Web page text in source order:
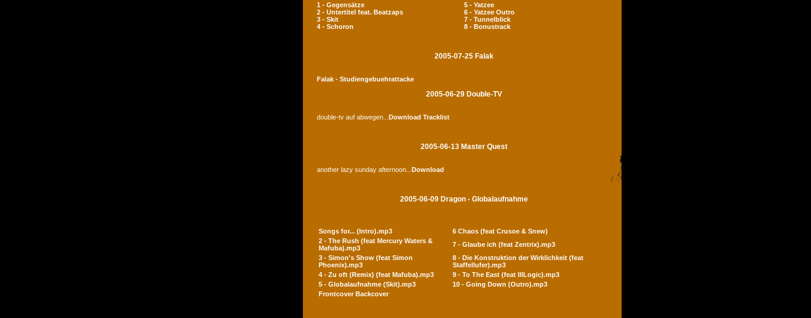
1 - Gegensätze
5 - Yatzee
2 - Untertitel feat. Beatzaps
6 - Yatzee Outro
3 - Skit
7 - Tunnelblick
4 - Schoron
8 - Bonustrack
2005-07-25 Falak
Falak - Studiengebuehrattacke
2005-06-29 Double-TV
double-tv auf abwegen... Download Tracklist
2005-06-13 Master Quest
another lazy sunday afternoon... Download
2005-06-09 Dragon - Globalaufnahme
Songs for... (Intro).mp3
6 Chaos (feat Crusoe & Snew)
2 - The Rush (feat Mercury Waters &
Mafuba).mp3
7 - Glaube ich (feat Zentrix).mp3
3 - Simon's Show (feat Simon
Phoenix).mp3
8 - Die Konstruktion der Wirklichkeit (feat
Staffellufer).mp3
4 - Zu oft (Remix) (feat Mafuba).mp3
9 - To The East (feat IllLogic).mp3
5 - Globalaufnahme (Skit).mp3
10 - Going Down (Outro).mp3
Frontcover Backcover